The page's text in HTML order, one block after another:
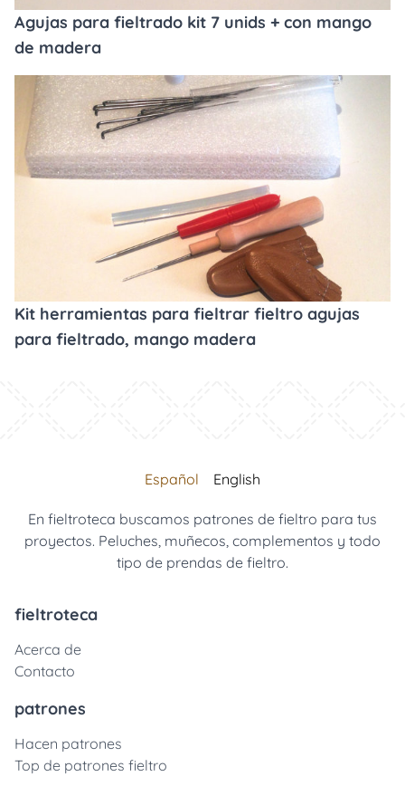
Agujas para fieltrado kit 7 unids + con mango
de madera
Kit herramientas para fieltrar fieltro agujas
para fieltrado, mango madera
Español English
En fieltroteca buscamos patrones de fieltro para tus
proyectos. Peluches, muñecos, complementos y todo
tipo de prendas de fieltro.
fieltroteca
Acerca de
Contacto
patrones
Hacen patrones
Top de patrones fieltro